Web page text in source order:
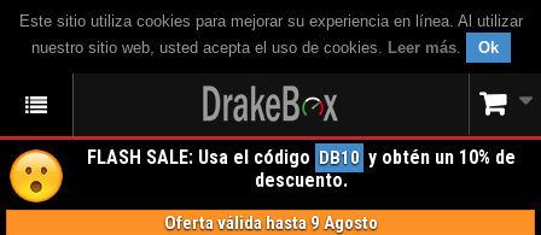
Este sitio utiliza cookies para mejorar su experiencia en línea. Al utilizar
nuestro sitio web, usted acepta el uso de cookies. Leer más. Ok
FLASH SALE: Usa el código DB10 y obtén un 10% de
descuento.
Oferta válida hasta 9 Agosto